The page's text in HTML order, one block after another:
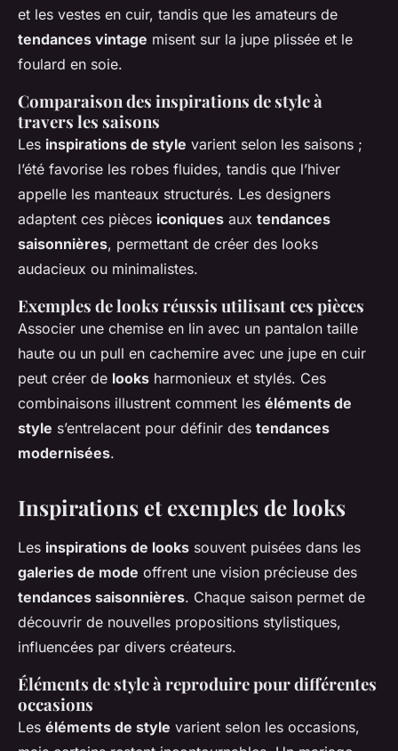
et les vestes en cuir, tandis que les amateurs de
tendances vintage misent sur la jupe plissée et le
foulard en soie.
Comparaison des inspirations de style à
travers les saisons
Les inspirations de style varient selon les saisons ;
l’été favorise les robes fluides, tandis que l’hiver
appelle les manteaux structurés. Les designers
adaptent ces pièces iconiques aux tendances
saisonnières, permettant de créer des looks
audacieux ou minimalistes.
Exemples de looks réussis utilisant ces pièces
Associer une chemise en lin avec un pantalon taille
haute ou un pull en cachemire avec une jupe en cuir
peut créer de looks harmonieux et stylés. Ces
combinaisons illustrent comment les éléments de
style s’entrelacent pour définir des tendances
modernisées.
Inspirations et exemples de looks
Les inspirations de looks souvent puisées dans les
galeries de mode offrent une vision précieuse des
tendances saisonnières. Chaque saison permet de
découvrir de nouvelles propositions stylistiques,
influencées par divers créateurs.
Éléments de style à reproduire pour différentes
occasions
Les éléments de style varient selon les occasions,